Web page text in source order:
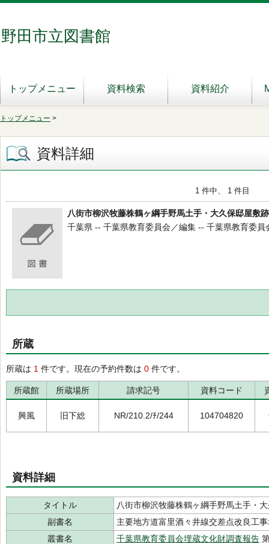
野田市立図書館
トップメニュー 資料検索 資料紹介
トップメニュー >
資料詳細
1 件中、 1 件目
八街市柳沢牧藤株鶴ヶ綱手野馬土手・大久保邸屋敷跡
千葉県 -- 千葉県教育委員会／編集 -- 千葉県教育委
所蔵
所蔵は 1 件です。現在の予約件数は 0 件です。
所蔵館 所蔵場所 請求記号 資料コード
興風 旧下総 NR/210.2/ﾁ/244 104704820
資料詳細
タイトル
八街市柳沢牧藤株鶴ヶ綱手野馬土手・
副書名
主要地方道富里酒々井線交差点改良工
叢書名
千葉県教育委員会埋蔵文化財調査報告